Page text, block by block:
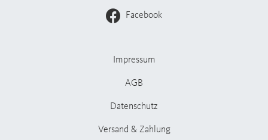
Facebook
Impressum
AGB
Datenschutz
Versand & Zahlung